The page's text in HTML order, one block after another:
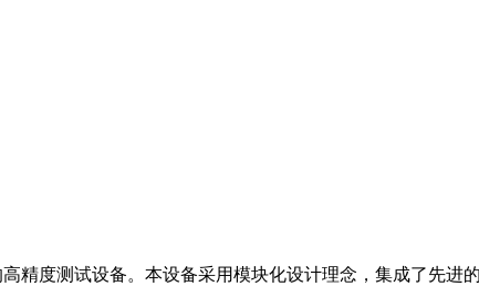
精度测试设备。本设备采用模块化设计理念，集成了先进